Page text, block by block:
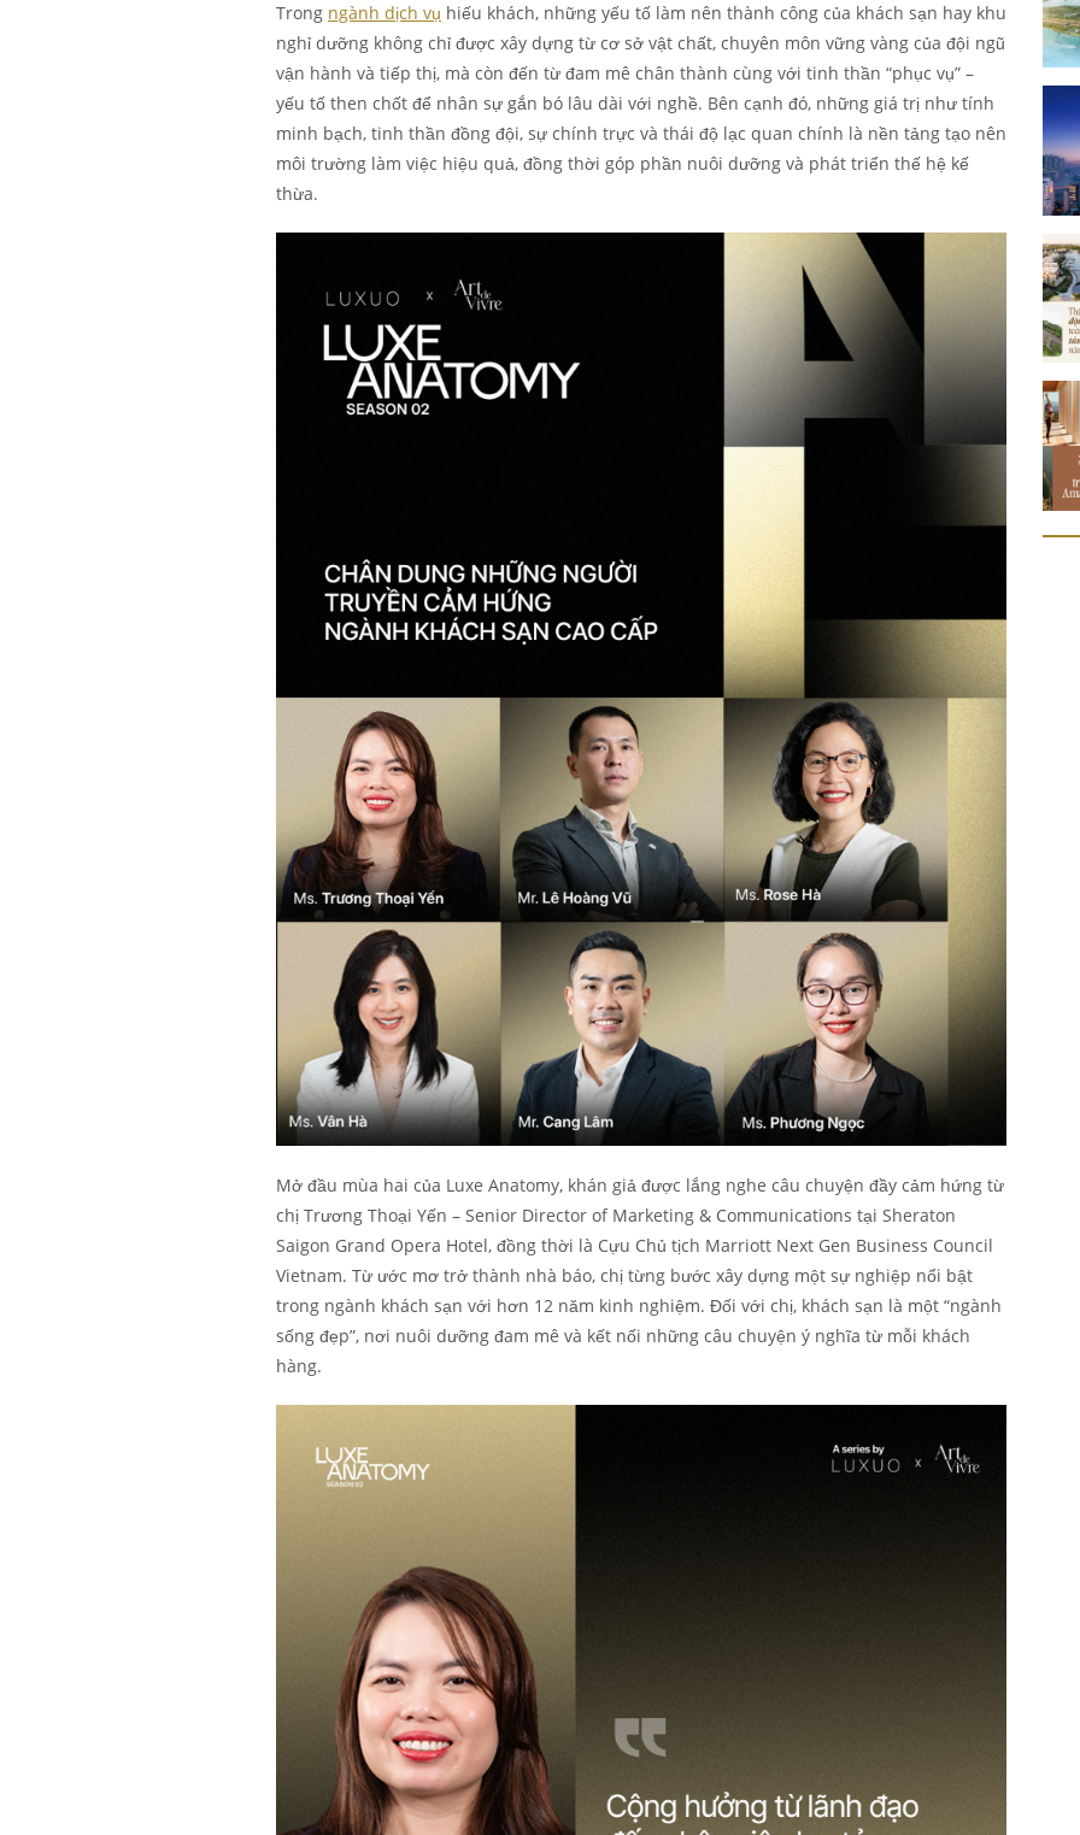
Trong ngành dịch vụ hiếu khách, những yếu tố làm nên thành công của khách sạn hay khu
nghỉ dưỡng không chỉ được xây dựng từ cơ sở vật chất, chuyên môn vững vàng của đội ngũ
vận hành và tiếp thị, mà còn đến từ đam mê chân thành cùng với tinh thần “phục vụ” –
yếu tố then chốt để nhân sự gắn bó lâu dài với nghề. Bên cạnh đó, những giá trị như tính
minh bạch, tinh thần đồng đội, sự chính trực và thái độ lạc quan chính là nền tảng tạo nên
môi trường làm việc hiệu quả, đồng thời góp phần nuôi dưỡng và phát triển thế hệ kế
thừa.
Mở đầu mùa hai của Luxe Anatomy, khán giả được lắng nghe câu chuyện đầy cảm hứng từ
chị Trương Thoại Yến – Senior Director of Marketing & Communications tại Sheraton
Saigon Grand Opera Hotel, đồng thời là Cựu Chủ tịch Marriott Next Gen Business Council
Vietnam. Từ ước mơ trở thành nhà báo, chị từng bước xây dựng một sự nghiệp nổi bật
trong ngành khách sạn với hơn 12 năm kinh nghiệm. Đối với chị, khách sạn là một “ngành
sống đẹp”, nơi nuôi dưỡng đam mê và kết nối những câu chuyện ý nghĩa từ mỗi khách
hàng.